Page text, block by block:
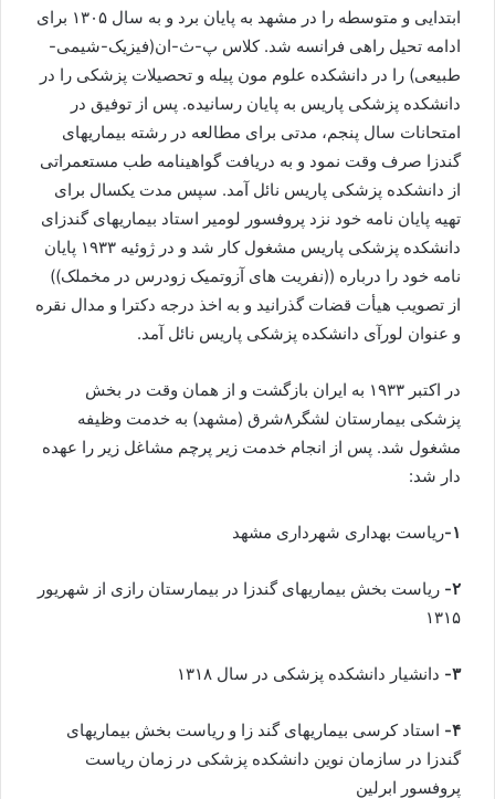
ابتدایی و متوسطه را در مشهد به پایان برد و به سال ۱۳۰۵ برای
ادامه تحیل راهی فرانسه شد. کلاس پ-ث-ان(فیزیک-شیمی-
طبیعی) را در دانشکده علوم مون پیله و تحصیلات پزشکی را در
دانشکده پزشکی پاریس به پایان رسانیده. پس از توفیق در
امتحانات سال پنجم، مدتی برای مطالعه در رشته بیماریهای
گندزا صرف وقت نمود و به دریافت گواهینامه طب مستعمراتی
از دانشکده پزشکی پاریس نائل آمد. سپس مدت یکسال برای
تهیه پایان نامه خود نزد پروفسور لومیر استاد بیماریهای گندزای
دانشکده پزشکی پاریس مشغول کار شد و در ژوئیه ۱۹۳۳ پایان
نامه خود را درباره ((نفریت های آزوتمیک زودرس در مخملک))
از تصویب هیأت قضات گذرانید و به اخذ درجه دکترا و مدال نقره
و عنوان لورآی دانشکده پزشکی پاریس نائل آمد.
در اکتبر ۱۹۳۳ به ایران بازگشت و از همان وقت در بخش
پزشکی بیمارستان لشگر۸شرق (مشهد) به خدمت وظیفه
مشغول شد. پس از انجام خدمت زیر پرچم مشاغل زیر را عهده
دار شد:
۱- ریاست بهداری شهرداری مشهد
۲- ریاست بخش بیماریهای گندزا در بیمارستان رازی از شهریور
۱۳۱۵
۳- دانشیار دانشکده پزشکی در سال ۱۳۱۸
۴-
استاد کرسی بیماریهای گند زا و ریاست بخش بیماریهای
گندزا در سازمان نوین دانشکده پزشکی در زمان ریاست
پروفسور ابرلین